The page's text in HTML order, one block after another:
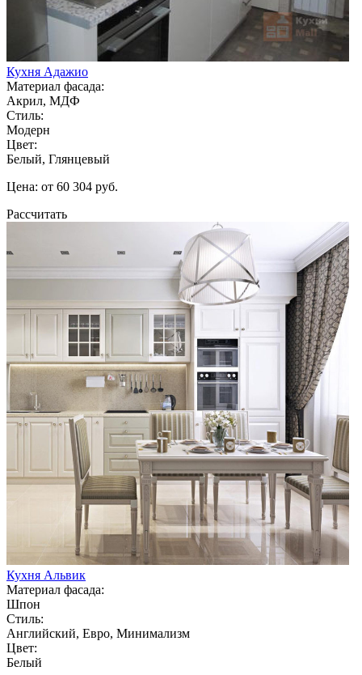
Кухня Адажио
Материал фасада:
Акрил, МДФ
Стиль:
Модерн
Цвет:
Белый, Глянцевый
Цена: от 60 304 руб.
Рассчитать
Кухня Альвик
Материал фасада:
Шпон
Стиль:
Английский, Евро, Минимализм
Цвет:
Белый